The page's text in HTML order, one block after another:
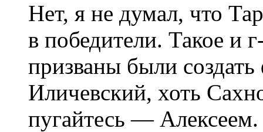
Нет, я не думал, что
в победители. Такое и
призваны были
Иличевский, хоть
пугайтесь —